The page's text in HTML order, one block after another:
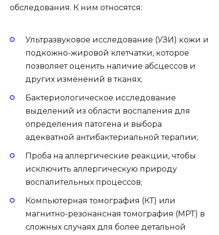
обследования. К ним относятся:
Ультразвуковое исследование (УЗИ) кожи и
подкожно-жировой клетчатки, которое
позволяет оценить наличие абсцессов и
других изменений в тканях;
Бактериологическое исследование
выделений из области воспаления для
определения патогена и выбора
адекватной антибактериальной терапии;
Проба на аллергические реакции, чтобы
исключить аллергическую природу
воспалительных процессов;
Компьютерная томография (КТ) или
магнитно-резонансная томография (МРТ) в
сложных случаях для более детальной